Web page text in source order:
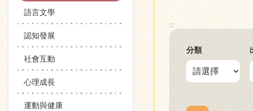
語言文學
認知發展
社會互動
心理成長
運動與健康
:::
分類